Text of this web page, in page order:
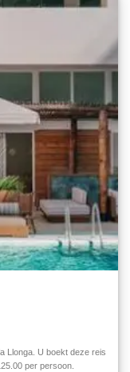
Llonga. U boekt deze reis
per persoon.